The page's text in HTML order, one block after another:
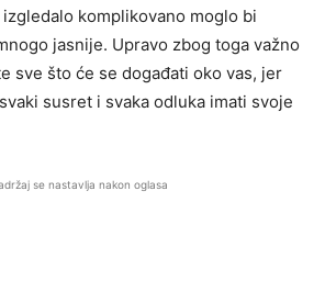
komplikovano moglo bi
jasnije. Upravo zbog toga važno
sve što će se događati oko vas, jer
susret i svaka odluka imati svoje
se nastavlja nakon oglasa